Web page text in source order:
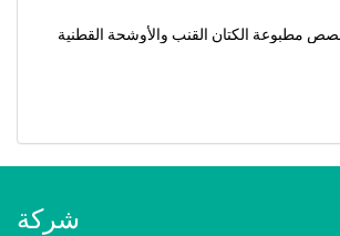
مطبوعة الكتان القنب والأوشحة القطنية
شركة